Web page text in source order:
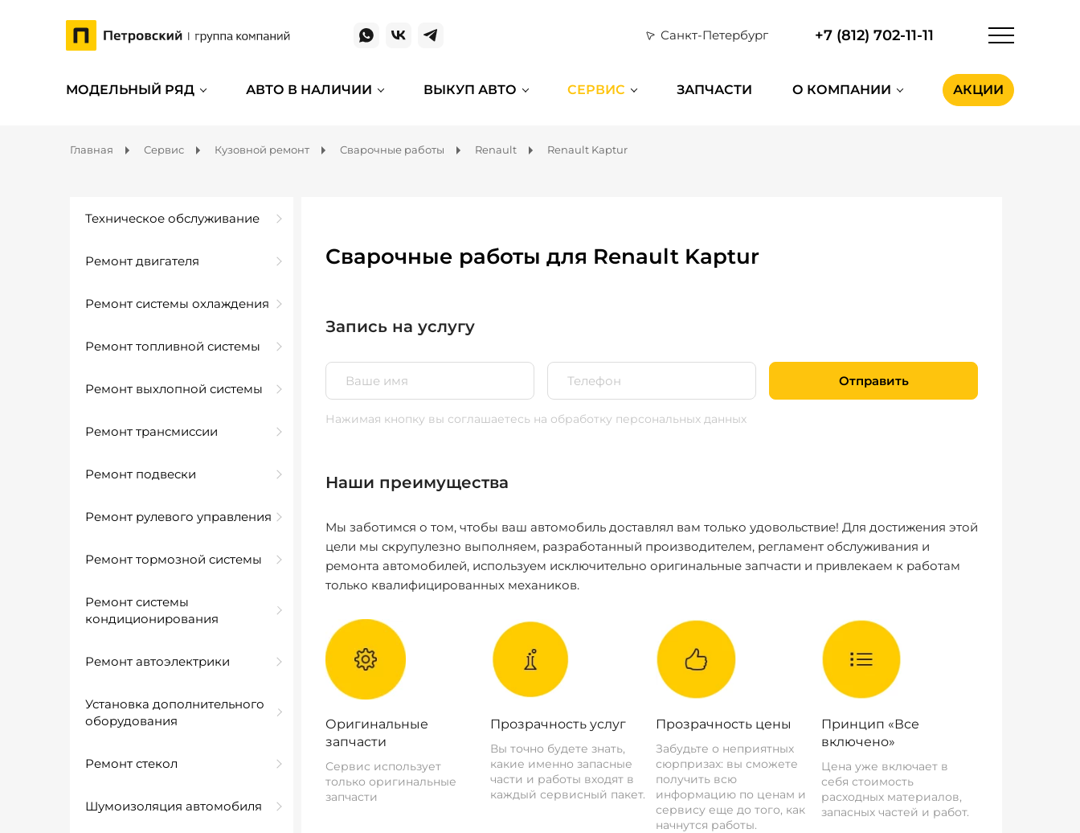
Санкт-Петербург +7 (812) 702-11-11
МОДЕЛЬНЫЙ РЯД АВТО В НАЛИЧИИ ВЫКУП АВТО СЕРВИС ЗАПЧАСТИ О КОМПАНИИ АКЦИИ
Главная Сервис Кузовной ремонт Сварочные работы Renault Renault Kaptur
Техническое обслуживание
Ремонт двигателя
Ремонт системы охлаждения
Ремонт топливной системы
Ремонт выхлопной системы
Ремонт трансмиссии
Ремонт подвески
Ремонт рулевого управления
Ремонт тормозной системы
Ремонт системы
кондиционирования
Ремонт автоэлектрики
Установка дополнительного
оборудования
Ремонт стекол
Шумоизоляция автомобиля
Сварочные работы для Renault Kaptur
Запись на услугу
Отправить
Нажимая кнопку вы соглашаетесь на обработку персональных данных
Наши преимущества
Мы заботимся о том, чтобы ваш автомобиль доставлял вам только удовольствие! Для достижения этой
цели мы скрупулезно выполняем, разработанный производителем, регламент обслуживания и
ремонта автомобилей, используем исключительно оригинальные запчасти и привлекаем к работам
только квалифицированных механиков.
Оригинальные
запчасти
Сервис использует
только оригинальные
запчасти
Прозрачность услуг
Вы точно будете знать,
какие именно запасные
части и работы входят в
каждый сервисный пакет.
Прозрачность цены
Забудьте о неприятных
сюрпризах: вы сможете
получить всю
информацию по ценам и
сервису еще до того, как
начнутся работы.
Принцип «Все
включено»
Цена уже включает в
себя стоимость
расходных материалов,
запасных частей и работ.